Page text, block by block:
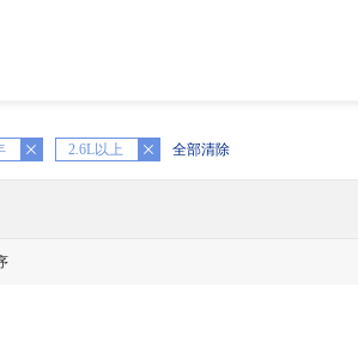
2.6L以上
X 全部清除